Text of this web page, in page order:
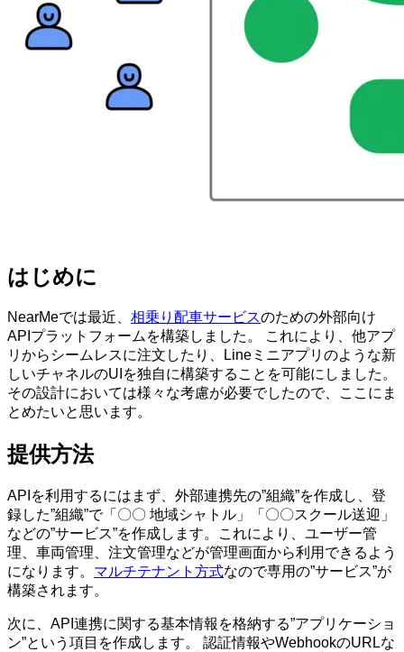
はじめに
NearMeでは最近、 相乗り配車サービスのための外部向け
APIプラットフォームを構築しました。 これにより、他アプ
リからシームレスに注文したり、Lineミニアプリのような新
しいチャネルのUIを独自に構築することを可能にしました。
その設計においては様々な考慮が必要でしたので、ここにま
とめたいと思います。
提供方法
APIを利用するにはまず、外部連携先の”組織”を作成し、登
録した”組織”で「〇〇 地域シャトル」「〇〇スクール送迎」
などの”サービス”を作成します。これにより、ユーザー管
理、車両管理、注文管理などが管理画面から利用できるよう
になります。 マルチテナント方式なので専用の”サービス”が
構築されます。
次に、API連携に関する基本情報を格納する”アプリケーショ
ン”という項目を作成します。 認証情報やWebhookのURLな